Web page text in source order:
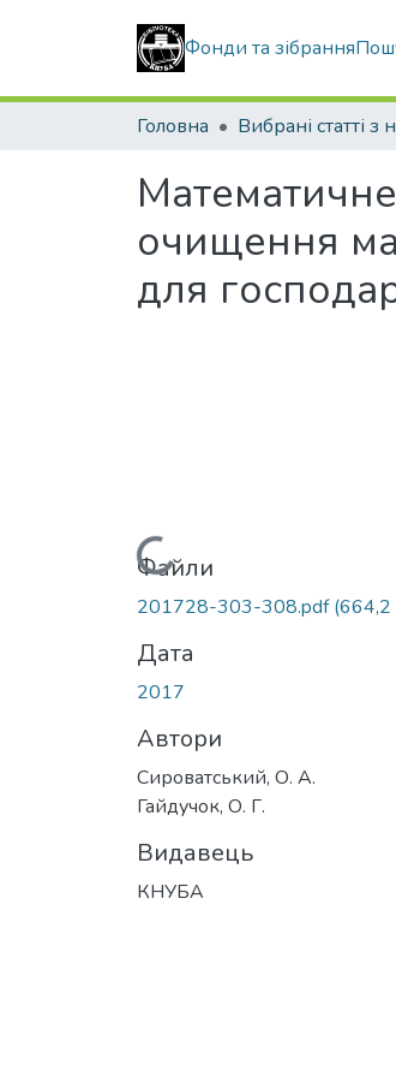
Фонди та зібрання
Головна
очищення
для
Вантажиться...
Файли
201728-303-308.pdf(664,2
Дата
2017
Автори
Сироватський, О. А.
Гайдучок, О. Г.
Видавець
КНУБА